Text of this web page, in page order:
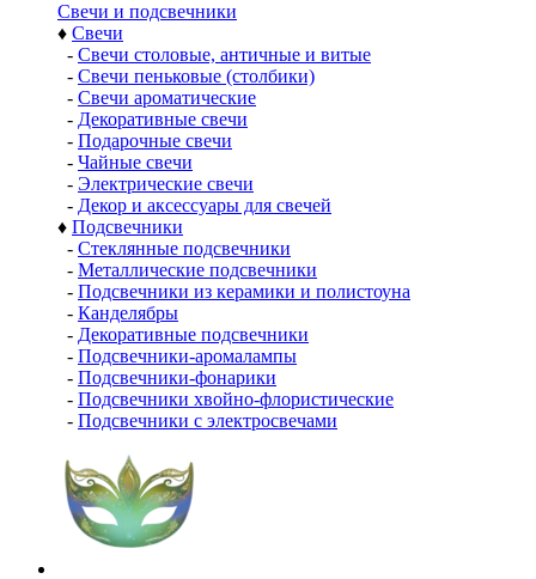
Свечи и подсвечники
♦ Свечи
- Свечи столовые, античные и витые
- Свечи пеньковые (столбики)
- Свечи ароматические
- Декоративные свечи
- Подарочные свечи
- Чайные свечи
- Электрические свечи
- Декор и аксессуары для свечей
♦ Подсвечники
- Стеклянные подсвечники
- Металлические подсвечники
- Подсвечники из керамики и полистоуна
- Канделябры
- Декоративные подсвечники
- Подсвечники-аромалампы
- Подсвечники-фонарики
- Подсвечники хвойно-флористические
- Подсвечники с электросвечами